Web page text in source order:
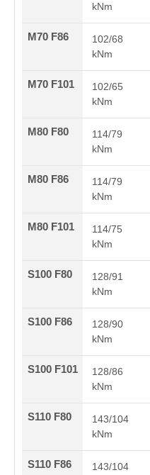
kNm
M70 F86
102/68
kNm
M70 F101
102/65
kNm
M80 F80
114/79
kNm
M80 F86
114/79
kNm
M80 F101
114/75
kNm
S100 F80
128/91
kNm
S100 F86
128/90
kNm
S100 F101
128/86
kNm
S110 F80
143/104
kNm
S110 F86
143/104